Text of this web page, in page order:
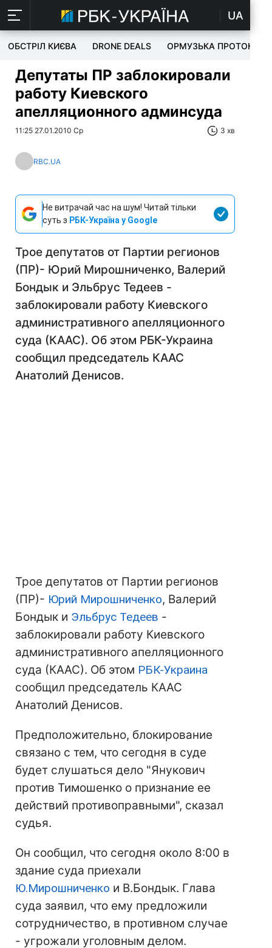
UA
ОБСТРІЛ КИЄВА DRONE DEALS ОРМУЗЬКА ПРОТОКА
Депутаты ПР заблокировали
работу Киевского
апелляционного админсуда
11:25 27.01.2010 Ср 3 хв
RBC.UA
Не витрачай час на шум! Читай тільки
суть з РБК-Україна у Google
Трое депутатов от Партии регионов
(ПР)- Юрий Мирошниченко, Валерий
Бондык и Эльбрус Тедеев -
заблокировали работу Киевского
административного апелляционного
суда (КААС). Об этом РБК-Украина
сообщил председатель КААС
Анатолий Денисов.
Трое депутатов от Партии регионов
(ПР)- Юрий Мирошниченко, Валерий
Бондык и Эльбрус Тедеев -
заблокировали работу Киевского
административного апелляционного
суда (КААС). Об этом РБК-Украина
сообщил председатель КААС
Анатолий Денисов.
Предположительно, блокирование
связано с тем, что сегодня в суде
будет слушаться дело "Янукович
против Тимошенко о признание ее
действий противоправными", сказал
судья.
Он сообщил, что сегодня около 8:00 в
здание суда приехали
Ю.Мирошниченко и В.Бондык. Глава
суда заявил, что ему предложили
сотрудничество, в противном случае
- угрожали уголовным делом.